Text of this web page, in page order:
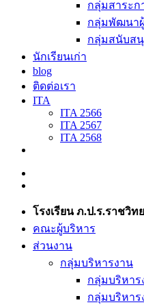
กลุ่มสาระก
กลุ่มพัฒนา
กลุ่มสนับส
นักเรียนเก่า
blog
ติดต่อเรา
ITA
ITA 2566
ITA 2567
ITA 2568
โรงเรียน ภ.ป.ร.ราชวิท
คณะผู้บริหาร
ส่วนงาน
กลุ่มบริหารงาน
กลุ่มบริหาร
กลุ่มบริหา